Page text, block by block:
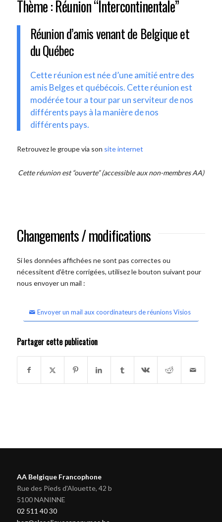
Thème : Réunion “Intercontinentale”
Réunion d’amis venant de Belgique et
du Québec
Cette réunion est née d’une amitié entre des
amis Belges et québécois. Cette réunion est
modérée tour a tour par un serviteur de nos
différents pays à la manière de nos
différents pays.
Retrouvez le groupe via son site internet
Cette réunion est “ouverte” (accessible aux non-membres AA)
Changements / modifications
Si les données affichées ne sont pas correctes ou
nécessitent d'être corrigées, utilisez le bouton suivant pour
nous envoyer un mail :
Envoyer un mail aux coordinateurs de réunions Visios
Partager cette publication
AA Belgique Francophone
Rue des Pieds d'Alouette, 42 b
5100 NANINNE
02 511 40 30